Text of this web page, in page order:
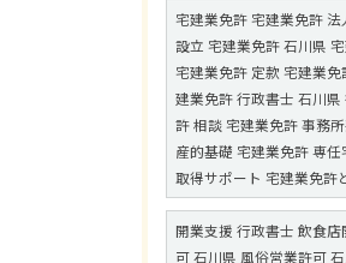
宅建業免許 宅建業免許 法
設立 宅建業免許 石川県
宅建業免許 定款 宅建業
建業免許 行政書士 石川
許 相談 宅建業免許 事務
産的基礎 宅建業免許 専
取得サポート 宅建業免許
開業支援 行政書士 飲食
可 石川県 風俗営業許可